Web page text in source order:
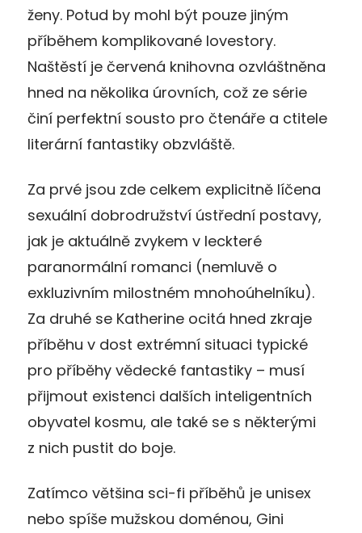
ženy. Potud by mohl být pouze jiným
příběhem komplikované lovestory.
Naštěstí je červená knihovna ozvláštněna
hned na několika úrovních, což ze série
činí perfektní sousto pro čtenáře a ctitele
literární fantastiky obzvláště.
Za prvé jsou zde celkem explicitně líčena
sexuální dobrodružství ústřední postavy,
jak je aktuálně zvykem v leckteré
paranormální romanci (nemluvě o
exkluzivním milostném mnohoúhelníku).
Za druhé se Katherine ocitá hned zkraje
příběhu v dost extrémní situaci typické
pro příběhy vědecké fantastiky – musí
přijmout existenci dalších inteligentních
obyvatel kosmu, ale také se s některými
z nich pustit do boje.
Zatímco většina sci-fi příběhů je unisex
nebo spíše mužskou doménou, Gini